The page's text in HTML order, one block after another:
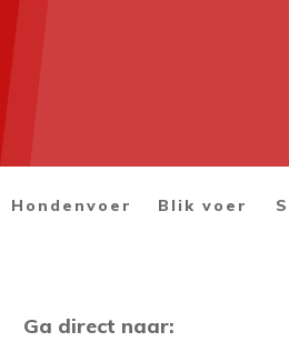
Hondenvoer Blik voer
Ga direct naar: